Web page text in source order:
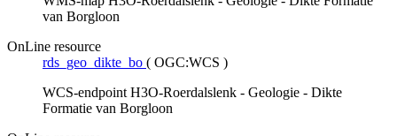
van Borgloon
OnLine resource
rds_geo_dikte_bo ( OGC:WCS )
WCS-endpoint H3O-Roerdalslenk - Geologie - Dikte
Formatie van Borgloon